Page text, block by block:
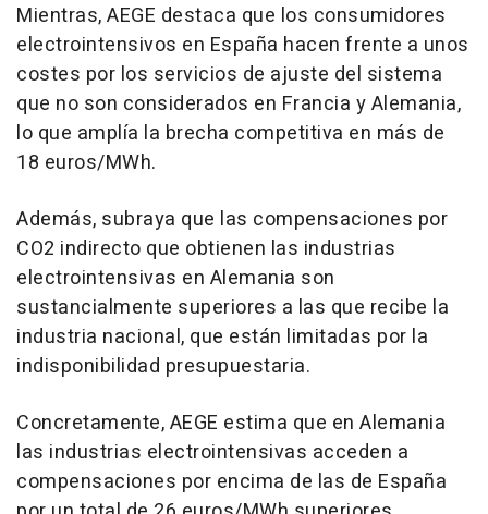
Mientras, AEGE destaca que los consumidores
electrointensivos en España hacen frente a unos
costes por los servicios de ajuste del sistema
que no son considerados en Francia y Alemania,
lo que amplía la brecha competitiva en más de
18 euros/MWh.
Además, subraya que las compensaciones por
CO2 indirecto que obtienen las industrias
electrointensivas en Alemania son
sustancialmente superiores a las que recibe la
industria nacional, que están limitadas por la
indisponibilidad presupuestaria.
Concretamente, AEGE estima que en Alemania
las industrias electrointensivas acceden a
compensaciones por encima de las de España